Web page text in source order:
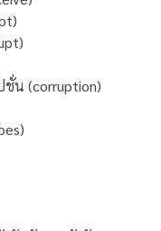
ชั่น (corruption)